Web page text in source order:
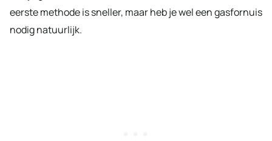
eerste methode is sneller, maar heb je wel een gasfornuis
nodig natuurlijk.